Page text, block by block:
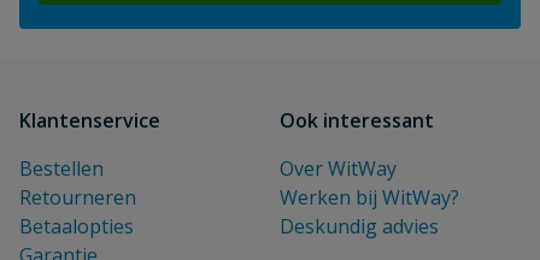
Klantenservice
Bestellen
Retourneren
Betaalopties
Ook interessant
Over WitWay
Werken bij WitWay?
Deskundig advies